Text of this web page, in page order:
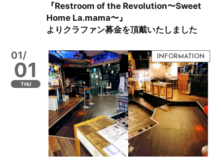
『Restroom of the Revolution〜Sweet
Home La.mama〜』
よりクラファン募金を頂戴いたしました
01/
01
THU